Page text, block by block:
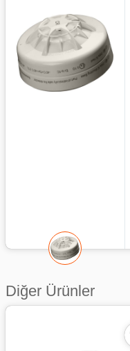
Diğer Ürünler